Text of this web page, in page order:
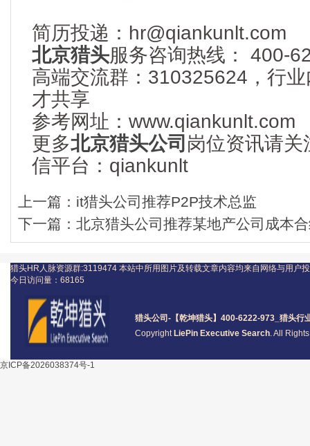
简历投递：hr@qiankunlt.com
北京猎头服务咨询热线： 400-
高端交流群：310325624，行
才共享
参考网址：www.qiankunlt.com
更多北京猎头公司 岗位资讯请
信平台：qiankunlt
上一篇： it猎头公司推荐P2P技术总监
下一篇： 北京猎头公司推荐某地产公司成本
猎头公司 -【乾坤猎头】400-6222-973_ 猎头行
Copyright LiePin Executive Search. All
猎头HR人脉资源群:3119474 本站中所用图片及转载文章内容均来自网络与用户
今日访问量： 68165
京ICP备2026038374号-1